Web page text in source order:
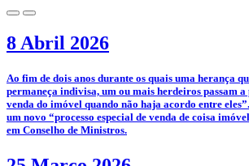
8 Abril 2026
­Ao fim de dois anos durante os quais uma herança
permaneça indivisa, um ou mais herdeiros passam
venda do imóvel quando não haja acordo entre
um novo “processo especial de venda de coisa
em Conselho de Ministros.